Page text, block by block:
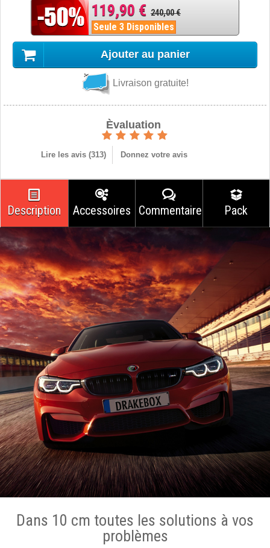
119,90 € 240,00 €
Seule 3 Disponibles
Ajouter au panier
Livraison gratuite!
Èvaluation
Lire les avis (313) Donnez votre avis
Description Accessoires Commentaires Pack
Dans 10 cm toutes les solutions à vos
problèmes